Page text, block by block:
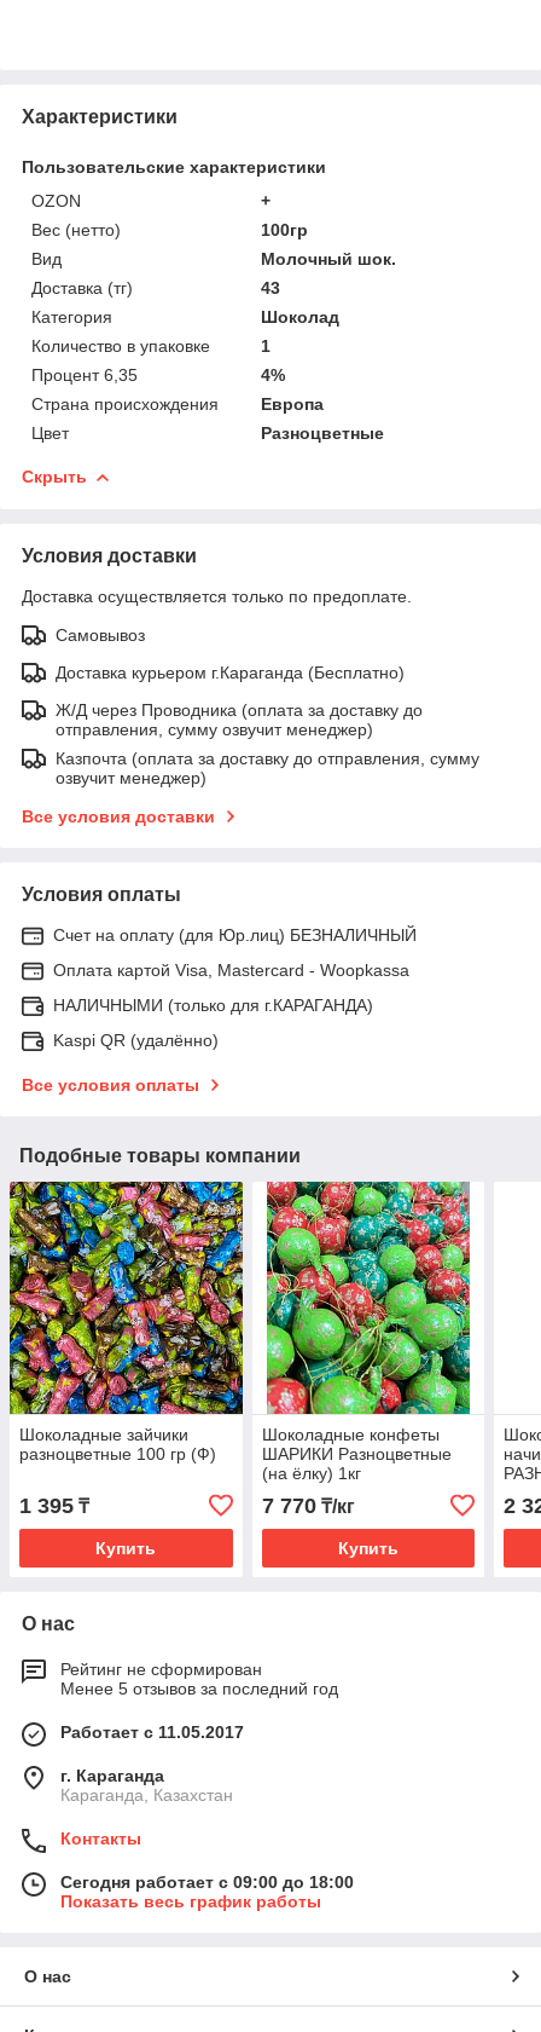
Характеристики
Пользовательские характеристики
OZON
+
Вес (нетто)
100гр
Вид
Молочный шок.
Доставка (тг)
43
Категория
Шоколад
Количество в упаковке
1
Процент 6,35
4%
Страна происхождения
Европа
Цвет
Разноцветные
Скрыть
Условия доставки
Доставка осуществляется только по предоплате.
Самовывоз
Доставка курьером г.Караганда (Бесплатно)
Ж/Д через Проводника (оплата за доставку до
отправления, сумму озвучит менеджер)
Казпочта (оплата за доставку до отправления, сумму
озвучит менеджер)
Все условия доставки
Условия оплаты
Счет на оплату (для Юр.лиц) БЕЗНАЛИЧНЫЙ
Оплата картой Visa, Mastercard - Woopkassa
НАЛИЧНЫМИ (только для г.КАРАГАНДА)
Kaspi QR (удалённо)
Все условия оплаты
Подобные товары компании
Шоколадные зайчики
разноцветные 100 гр (Ф)
1 395 ₸
Купить
Шоколадные конфеты
ШАРИКИ Разноцветные
(на ёлку) 1кг
7 770₸/кг
Купить
190
2
О нас
Рейтинг не сформирован
Менее 5 отзывов за последний год
Работает с 11.05.2017
г. Караганда
Караганда, Казахстан
Контакты
Сегодня работает с 09:00 до 18:00
Показать весь график работы
О нас